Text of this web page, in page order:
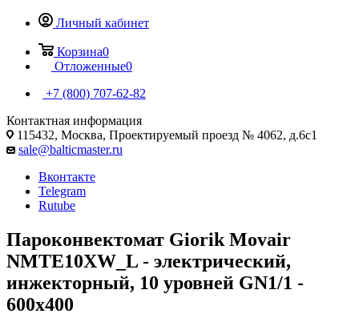
Личный кабинет
Корзина0
Отложенные0
+7 (800) 707-62-82
Контактная информация
115432, Москва, Проектируемый проезд № 4062, д.6с1
sale@balticmaster.ru
Вконтакте
Telegram
Rutube
Пароконвектомат Giorik Movair
NMTE10XW_L - электрический,
инжекторный, 10 уровней GN1/1 -
600х400